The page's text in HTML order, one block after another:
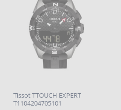
Tissot TTOUCH EXPERT
T1104204705101